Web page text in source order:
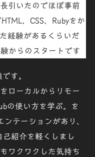
引いたのでほぼ事前
、CSS、Rubyをか
経験があるくらいだ
からのスタートです
す。
ローカルからリモー
の使い方を学ぶ。を
テーションがあり、
己紹介を軽くしまし
ワクワクした気持ち